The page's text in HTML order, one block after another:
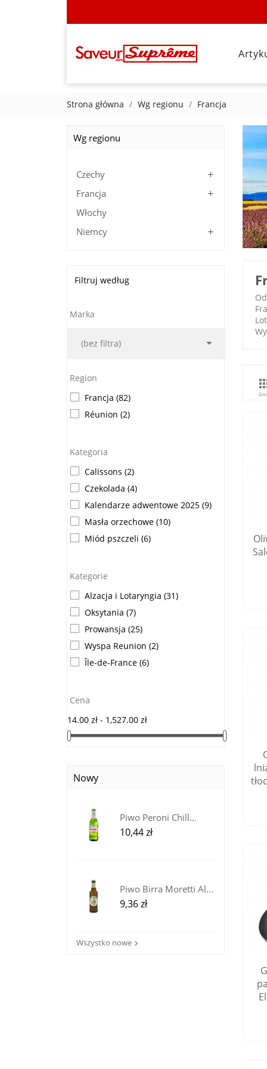
Strona główna Wg regionu Francja
Wg regionu
Czechy 
Francja 
Włochy
Niemcy

Filtruj według
Marka
(bez filtra) 
Region
Francja (82)
Réunion (2)
Kategoria
Calissons (2)
Czekolada (4)
Kalendarze adwentowe 2025 (9)
Masła orzechowe (10)
Miód pszczeli (6)
Kategorie
Alzacja i Lotaryngia (31)
Oksytania (7)
Prowansja (25)
Wyspa Reunion (2)
Île-de-France (6)
Cena
14.00 zł - 1,527.00 zł
Nowy
Piwo Peroni Chill
Lemon z...
Cena
10,44 zł
Piwo Birra Moretti Al...
Cena
9,36 zł
Wszystko nowe 